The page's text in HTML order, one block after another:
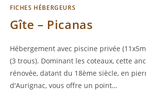
FICHES HÉBERGEURS
Gîte – Picanas
Hébergement avec piscine privée
(3 trous). Dominant les coteaux, cette
rénovée, datant du 18ème siècle, en
d'Aurignac, vous offre un point…